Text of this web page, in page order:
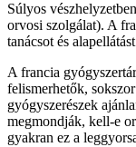
Súlyos
orvosi szolgálat). A
tanácsot és
A francia
felismerhetők,
gyógyszerészek
megmondják, kell-e
gyakran ez a